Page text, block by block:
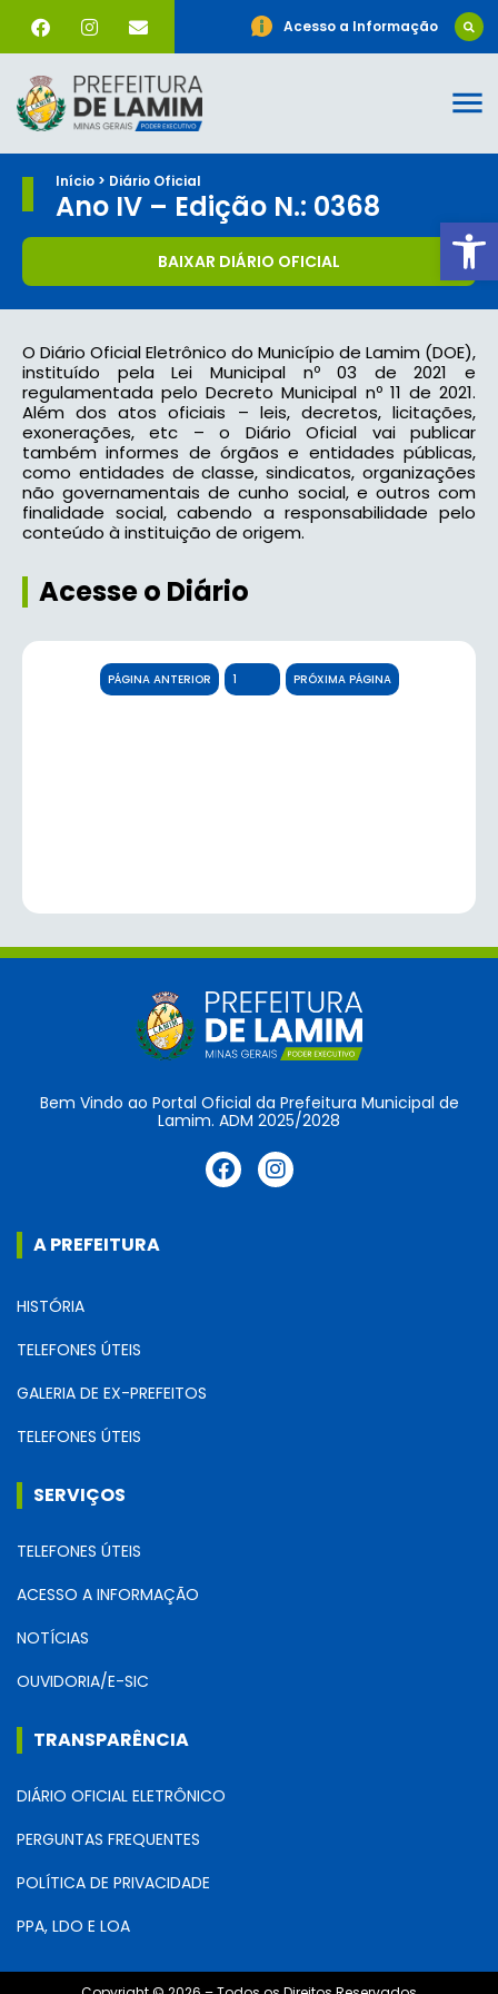
Acesso a Informação
Início > Diário Oficial
Ano IV – Edição N.: 0368
BAIXAR DIÁRIO OFICIAL
O Diário Oficial Eletrônico do Município de Lamim (DOE),
instituído pela Lei Municipal nº 03 de 2021 e
regulamentada pelo Decreto Municipal nº 11 de 2021.
Além dos atos oficiais – leis, decretos, licitações,
exonerações, etc – o Diário Oficial vai publicar
também informes de órgãos e entidades públicas,
como entidades de classe, sindicatos, organizações
não governamentais de cunho social, e outros com
finalidade social, cabendo a responsabilidade pelo
conteúdo à instituição de origem.
Acesse o Diário
PÁGINA ANTERIOR PRÓXIMA PÁGINA
Bem Vindo ao Portal Oficial da Prefeitura Municipal de
Lamim. ADM 2025/2028
A PREFEITURA
HISTÓRIA
TELEFONES ÚTEIS
GALERIA DE EX-PREFEITOS
TELEFONES ÚTEIS
SERVIÇOS
TELEFONES ÚTEIS
ACESSO A INFORMAÇÃO
NOTÍCIAS
OUVIDORIA/E-SIC
TRANSPARÊNCIA
DIÁRIO OFICIAL ELETRÔNICO
PERGUNTAS FREQUENTES
POLÍTICA DE PRIVACIDADE
PPA, LDO E LOA